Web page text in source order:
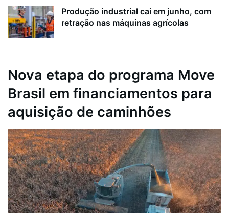
Produção industrial cai em junho, com
retração nas máquinas agrícolas
Nova etapa do programa Move
Brasil em financiamentos para
aquisição de caminhões